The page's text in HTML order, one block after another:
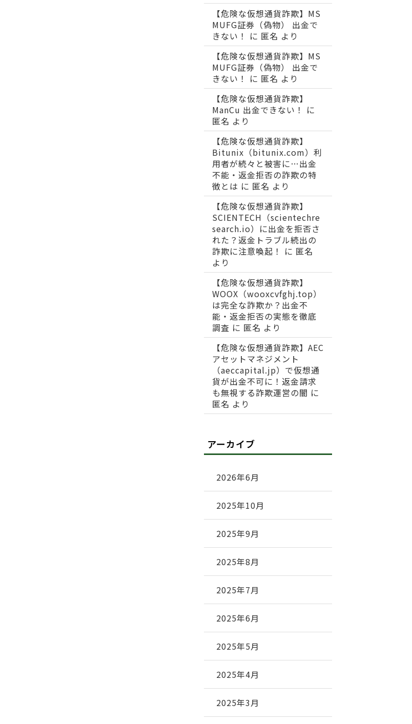
【危険な仮想通貨詐欺】MS
MUFG証券（偽物） 出金で
きない！
に 匿名 より
【危険な仮想通貨詐欺】MS
MUFG証券（偽物） 出金で
きない！
に 匿名 より
【危険な仮想通貨詐欺】
ManCu 出金できない！
に
匿名 より
【危険な仮想通貨詐欺】
Bitunix（bitunix.com）利
用者が続々と被害に…出金
不能・返金拒否の詐欺の特
徴とは に 匿名 より
【危険な仮想通貨詐欺】
SCIENTECH（scientechre
search.io）に出金を拒否さ
れた？返金トラブル続出の
詐欺に注意喚起！
に 匿名
より
【危険な仮想通貨詐欺】
WOOX（wooxcvfghj.top）
は完全な詐欺か？出金不
能・返金拒否の実態を徹底
調査 に 匿名 より
【危険な仮想通貨詐欺】AEC
アセットマネジメント
（aeccapital.jp）で仮想通
貨が出金不可に！返金請求
も無視する詐欺運営の闇 に
匿名 より
アーカイブ
2026年6月
2025年10月
2025年9月
2025年8月
2025年7月
2025年6月
2025年5月
2025年4月
2025年3月